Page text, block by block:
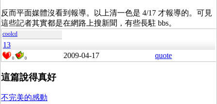
反而平面媒體沒看到報導。以上清一色是 4/17 才報導的。可見
這些記者其實都是在網路上搜新聞，有些長駐 bbs。
coolcd
13
0 0 2009-04-17 quote
這篇說得真好
不完美的感動